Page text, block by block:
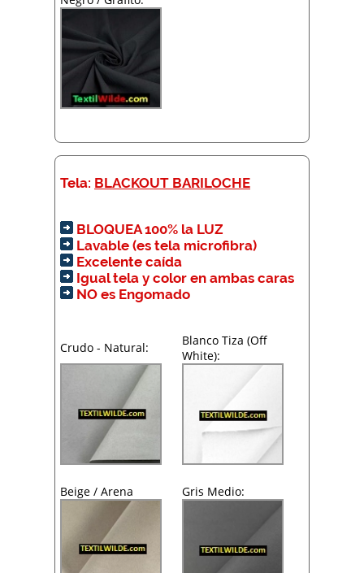
Tela: BLACKOUT BARILOCHE
BLOQUEA 100% la LUZ
Lavable (es tela microfibra)
Excelente caída
Igual tela y color en ambas caras
NO es Engomado
Crudo - Natural:
Blanco Tiza (Off
White):
Beige / Arena Gris Medio: